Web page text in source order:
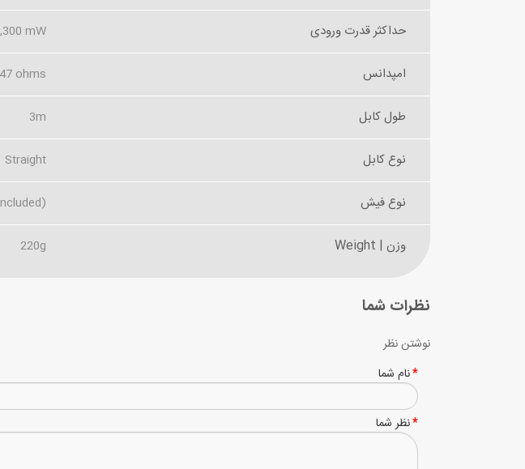
حداکثر قدرت ورودی mW
امپدانس 47 ohms
طول کابل 3m
نوع کابل Straight
نوع فیش
وزن | Weight 220g
نظرات شما
نوشتن نظر
نام شما
نظر شما